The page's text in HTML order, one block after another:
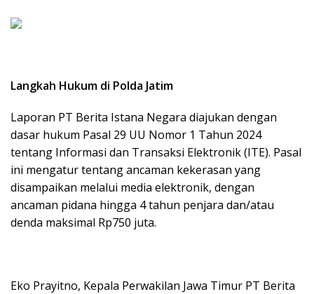
Langkah Hukum di Polda Jatim
Laporan PT Berita Istana Negara diajukan dengan
dasar hukum Pasal 29 UU Nomor 1 Tahun 2024
tentang Informasi dan Transaksi Elektronik (ITE). Pasal
ini mengatur tentang ancaman kekerasan yang
disampaikan melalui media elektronik, dengan
ancaman pidana hingga 4 tahun penjara dan/atau
denda maksimal Rp750 juta.
Eko Prayitno, Kepala Perwakilan Jawa Timur PT Berita